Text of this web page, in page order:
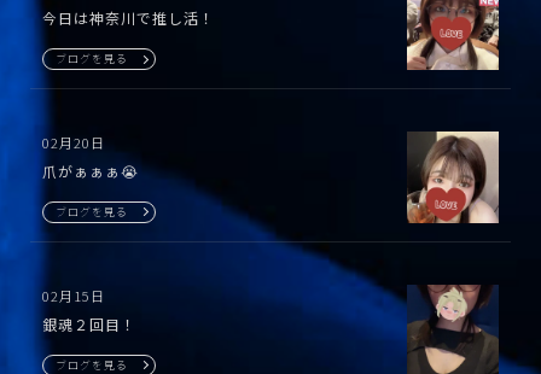
今日は神奈川で推し活！
ブログを見る
02月20日
爪がぁぁぁ😭
ブログを見る
02月15日
銀魂２回目！
ブログを見る